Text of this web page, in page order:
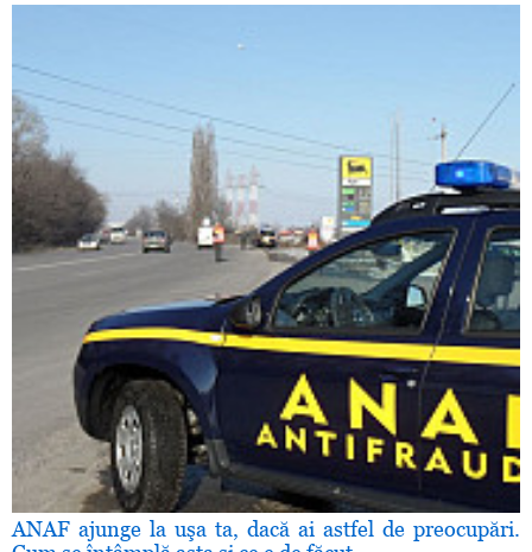
ANAF ajunge la uşa ta, dacă ai astfel de preocupări.